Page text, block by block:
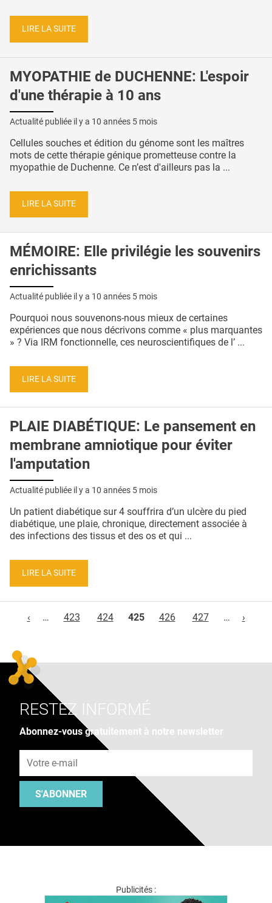
LIRE LA SUITE
MYOPATHIE de DUCHENNE: L'espoir
d'une thérapie à 10 ans
Actualité publiée il y a 10 années 5 mois
Cellules souches et édition du génome sont les maîtres
mots de cette thérapie génique prometteuse contre la
myopathie de Duchenne. Ce n’est d'ailleurs pas la ...
LIRE LA SUITE
MÉMOIRE: Elle privilégie les souvenirs
enrichissants
Actualité publiée il y a 10 années 5 mois
Pourquoi nous souvenons-nous mieux de certaines
expériences que nous décrivons comme « plus marquantes
» ? Via IRM fonctionnelle, ces neuroscientifiques de l’ ...
LIRE LA SUITE
PLAIE DIABÉTIQUE: Le pansement en
membrane amniotique pour éviter
l'amputation
Actualité publiée il y a 10 années 5 mois
Un patient diabétique sur 4 souffrira d’un ulcère du pied
diabétique, une plaie, chronique, directement associée à
des infections des tissus et des os et qui ...
LIRE LA SUITE
‹
… 423 424 425 426 427 … ›
RESTEZ INFORMÉ
Abonnez-vous gratuitement à notre newsletter
S'ABONNER
Publicités :